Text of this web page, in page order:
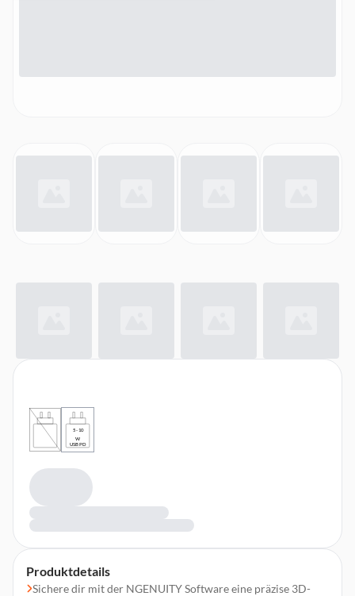
Produktdetails
Sichere dir mit der NGENUITY Software eine präzise 3D-
5 - 10
W
USB PD